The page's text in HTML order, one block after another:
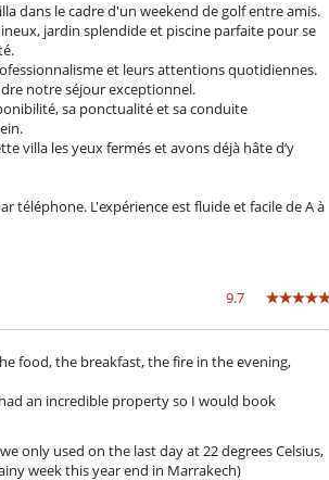
dans le cadre d'un weekend de golf entre amis.
jardin splendide et piscine parfaite pour se
et leurs attentions quotidiennes.
notre séjour exceptionnel.
sa ponctualité et sa conduite
villa les yeux fermés et avons déjà hâte d’y
téléphone. L'expérience est fluide et facile de A à
9.7
food, the breakfast, the fire in the evening,
an incredible property so I would book
only used on the last day at 22 degrees Celsius,
week this year end in Marrakech)